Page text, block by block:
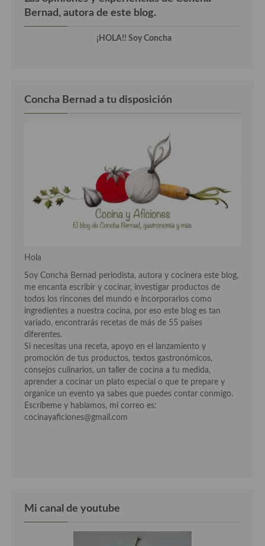
Bernad, autora de este blog.
¡HOLA!! Soy Concha
Concha Bernad a tu disposición
Hola
Soy Concha Bernad periodista, autora y cocinera este blog,
me encanta escribir y cocinar, investigar productos de
todos los rincones del mundo e incorporarlos como
ingredientes a nuestra cocina, por eso este blog es tan
variado, encontrarás recetas de más de 55 países
diferentes.
Si necesitas una receta, apoyo en el lanzamiento y
promoción de tus productos, textos gastronómicos,
consejos culinarios, un taller de cocina a tu medida,
aprender a cocinar un plato especial o que te prepare y
organice un evento ya sabes que puedes contar conmigo.
Escríbeme y hablamos, mi correo es:
cocinayaficiones@gmail.com
Mi canal de youtube